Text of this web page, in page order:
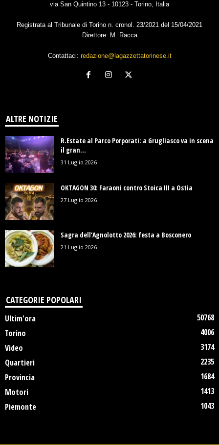
via San Quintino 13 - 10123 - Torino, Italia
Registrata al Tribunale di Torino n. cronol. 23/2021 del 15/04/2021
Direttore: M. Racca
Contattaci: redazione@lagazzettatorinese.it
ALTRE NOTIZIE
R.Estate al Parco Porporati: a Grugliasco va in scena
il gran...
31 Luglio 2026
OKTAGON 30: Faraoni contro Stoica III a Ostia
27 Luglio 2026
Sagra dell’Agnolotto 2026: festa a Bosconero
21 Luglio 2026
CATEGORIE POPOLARI
Ultim'ora
50768
Torino
4006
Video
3174
Quartieri
2235
Provincia
1684
Motori
1413
Piemonte
1043